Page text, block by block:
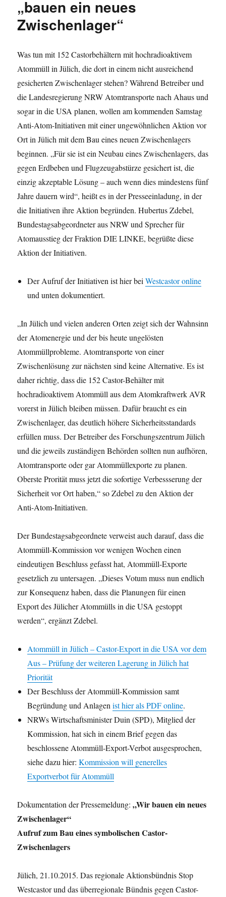
„bauen ein neues
Zwischenlager“
Was tun mit 152 Castorbehältern mit hochradioaktivem
Atommüll in Jülich, die dort in einem nicht ausreichend
gesicherten Zwischenlager stehen? Während Betreiber und
die Landesregierung NRW Atomtransporte nach Ahaus und
sogar in die USA planen, wollen am kommenden Samstag
Anti-Atom-Initiativen mit einer ungewöhnlichen Aktion vor
Ort in Jülich mit dem Bau eines neuen Zwischenlagers
beginnen. „Für sie ist ein Neubau eines Zwischenlagers, das
gegen Erdbeben und Flugzeugabstürze gesichert ist, die
einzig akzeptable Lösung – auch wenn dies mindestens fünf
Jahre dauern wird“, heißt es in der Presseeinladung, in der
die Initiativen ihre Aktion begründen. Hubertus Zdebel,
Bundestagsabgeordneter aus NRW und Sprecher für
Atomausstieg der Fraktion DIE LINKE, begrüßte diese
Aktion der Initiativen.
Der Aufruf der Initiativen ist hier beiWestcastor online
und unten dokumentiert.
„In Jülich und vielen anderen Orten zeigt sich der Wahnsinn
der Atomenergie und der bis heute ungelösten
Atommüllprobleme. Atomtransporte von einer
Zwischenlösung zur nächsten sind keine Alternative. Es ist
daher richtig, dass die 152 Castor-Behälter mit
hochradioaktivem Atommüll aus dem Atomkraftwerk AVR
vorerst in Jülich bleiben müssen. Dafür braucht es ein
Zwischenlager, das deutlich höhere Sicherheitsstandards
erfüllen muss. Der Betreiber des Forschungszentrum Jülich
und die jeweils zuständigen Behörden sollten nun aufhören,
Atomtransporte oder gar Atommüllexporte zu planen.
Oberste Prorität muss jetzt die sofortige Verbessserung der
Sicherheit vor Ort haben,“ so Zdebel zu den Aktion der
Anti-Atom-Initiativen.
Der Bundestagsabgeordnete verweist auch darauf, dass die
Atommüll-Kommission vor wenigen Wochen einen
eindeutigen Beschluss gefasst hat, Atommüll-Exporte
gesetzlich zu untersagen. „Dieses Votum muss nun endlich
zur Konsequenz haben, dass die Planungen für einen
Export des Jülicher Atommülls in die USA gestoppt
werden“, ergänzt Zdebel.
Atommüll in Jülich – Castor-Export in die USA vor dem
Aus – Prüfung der weiteren Lagerung in Jülich hat
Priorität
Der Beschluss der Atommüll-Kommission samt
Begründung und Anlagenist hier als PDF online.
NRWs Wirtschaftsminister Duin (SPD), Mitglied der
Kommission, hat sich in einem Brief gegen das
beschlossene Atommüll-Export-Verbot ausgesprochen,
siehe dazu hier:Kommission will generelles
Exportverbot für Atommüll
Dokumentation der Pressemeldung:„Wir bauen ein neues
Zwischenlager“
Aufruf zum Bau eines symbolischen Castor-
Zwischenlagers
Jülich, 21.10.2015. Das regionale Aktionsbündnis Stop
Westcastor und das überregionale Bündnis gegen Castor-